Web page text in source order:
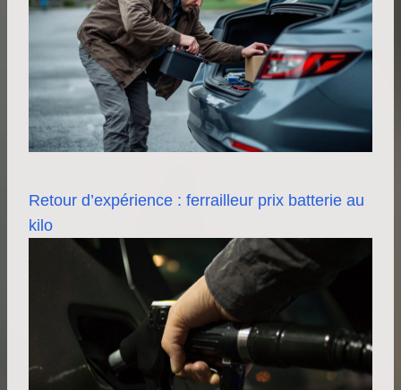
Retour d’expérience : ferrailleur prix batterie au
kilo